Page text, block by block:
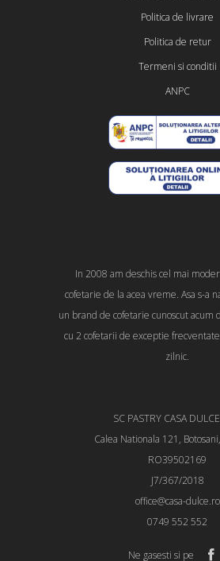
Politica de livrare
Politica de retur
Termeni si conditii
ANPC
In 2008 am deschis cel mai
cofetarie de la acea vreme. Asa s-a
un brand de cofetarie cunoscut acum
cu 2 cofetarii de exceptie
zilnic.
SC PASTRY CASA
Calea Nationala 121,
RO39502169
J7/367/2018
office@casa-dulce.ro
0749 552 552
Ne gasesti si pe